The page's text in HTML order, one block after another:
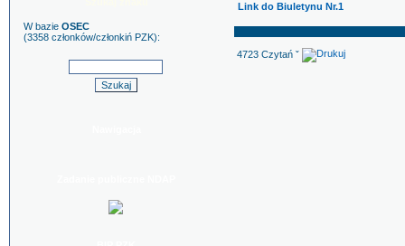
W bazie OSEC
(3358 członków/członkiń PZK):
Link do Biuletynu Nr.1
4723 Czytań ˇ